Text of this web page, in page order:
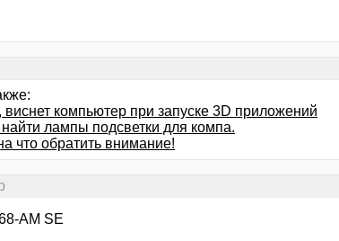
виснет компьютер при запуске 3D приложений
лампы подсветки для компа.
что обратить внимание!
AM SE